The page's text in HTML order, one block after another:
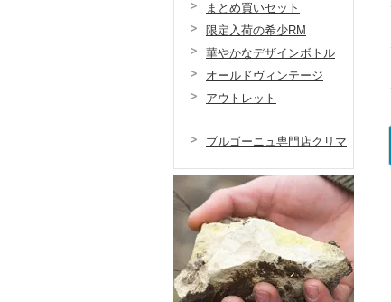
まとめ買いセット
限定入荷の希少RM
華やかなデザインボトル
オールドヴィンテージ
アウトレット
ブルゴーニュ専門店クリマ